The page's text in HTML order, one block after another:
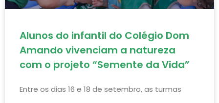
Alunos do infantil do Colégio Dom
Amando vivenciam a natureza
com o projeto “Semente da Vida”
Entre os dias 16 e 18 de setembro, as turmas